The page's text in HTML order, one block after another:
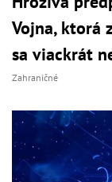
Vojna, ktorá
sa viackrát
Zahraničné